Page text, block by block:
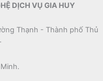
DỊCH VỤ GIA HUY
Thạnh - Thành phố Thủ